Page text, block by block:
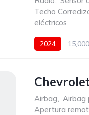
Techo
eléctricos
2024
Airbag, Airbag
Apertura